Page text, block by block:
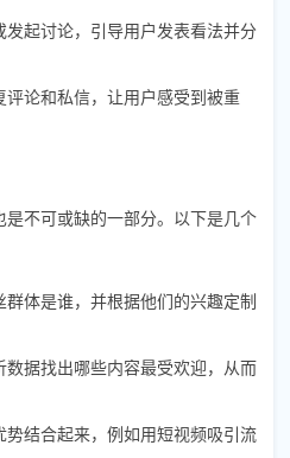
发起讨论，引导用户发表看法并分
评论和私信，让用户感受到被重
不可或缺的一部分。以下是几个
群体是谁，并根据他们的兴趣定制
数据找出哪些内容最受欢迎，从而
势结合起来，例如用短视频吸引流